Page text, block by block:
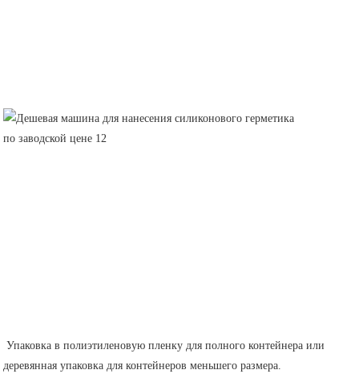
деревянная упаковка для контейнеров меньшего размера.